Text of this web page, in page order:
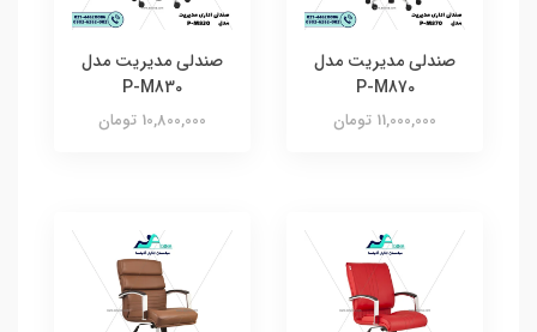
صندلی مدیریت مدل
P-M870
11,000,000 تومان
صندلی مدیریت مدل
P-M830
10,800,000 تومان